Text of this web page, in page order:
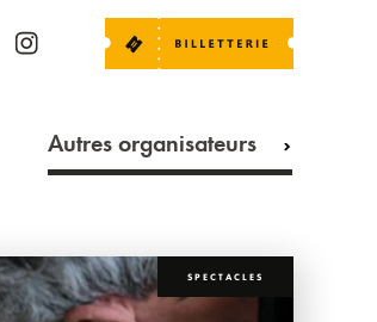
Autres organisateurs
SPECTACLES